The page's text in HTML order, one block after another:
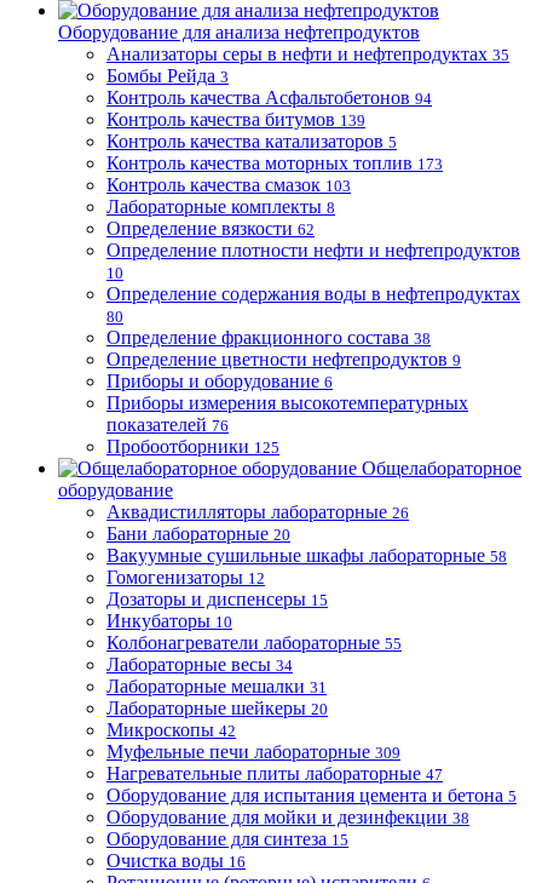
Оборудование для анализа нефтепродуктов
Анализаторы серы в нефти и нефтепродуктах 35
Бомбы Рейда 3
Контроль качества Асфальтобетонов 94
Контроль качества битумов 139
Контроль качества катализаторов 5
Контроль качества моторных топлив 173
Контроль качества смазок 103
Лабораторные комплекты 8
Определение вязкости 62
Определение плотности нефти и нефтепродуктов
10
Определение содержания воды в нефтепродуктах
80
Определение фракционного состава 38
Определение цветности нефтепродуктов 9
Приборы и оборудование 6
Приборы измерения высокотемпературных
показателей 76
Пробоотборники 125
Общелабораторное
оборудование
Аквадистилляторы лабораторные 26
Бани лабораторные 20
Вакуумные сушильные шкафы лабораторные 58
Гомогенизаторы 12
Дозаторы и диспенсеры 15
Инкубаторы 10
Колбонагреватели лабораторные 55
Лабораторные весы 34
Лабораторные мешалки 31
Лабораторные шейкеры 20
Микроскопы 42
Муфельные печи лабораторные 309
Нагревательные плиты лабораторные 47
Оборудование для испытания цемента и бетона 5
Оборудование для мойки и дезинфекции 38
Оборудование для синтеза 15
Очистка воды 16